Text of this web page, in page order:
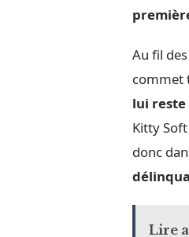
Au fil
commet
lui reste
Kitty
donc
Lire